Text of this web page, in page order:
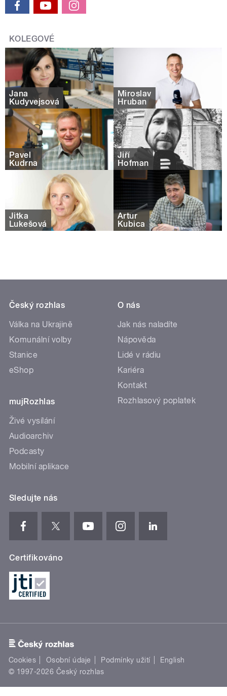
KOLEGOVÉ
Jana
Kudyvejsová
Miroslav
Hruban
Pavel
Kudrna
Jiří
Hofman
Jitka
Lukešová
Artur
Kubica
Český rozhlas
Válka na Ukrajině
Komunální volby
Stanice
eShop
mujRozhlas
Živé vysílání
Audioarchiv
Podcasty
Mobilní aplikace
O nás
Jak nás naladíte
Nápověda
Lidé v rádiu
Kariéra
Kontakt
Rozhlasový poplatek
Sledujte nás
Certifikováno
Cookies Osobní údaje Podmínky užití
English
© 1997-2026 Český rozhlas